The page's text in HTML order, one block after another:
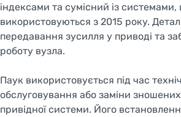
індексами та сумісний із
використовуються з 2015 року.
передавання зусилля у приводі та
роботу вузла.
Паук використовується під час
обслуговування або заміни
привідної системи. Його